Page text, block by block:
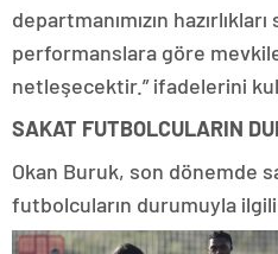
departmanımızın
performanslara göre
netleşecektir.” ifadelerini
SAKAT FUTBOLCULARIN
Okan Buruk, son dönemde
futbolcuların durumuyla